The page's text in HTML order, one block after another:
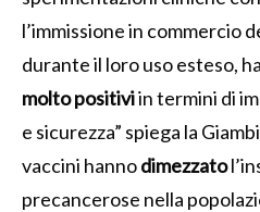
l’immissione in commercio
durante il loro uso esteso,
molto positiviin termini di
e sicurezza” spiega la
vaccini hannodimezzato
precancerose nella